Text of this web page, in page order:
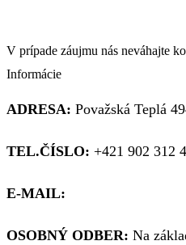
V prípade záujmu nás neváhajte
Informácie
ADRESA: Považská Teplá
TEL.ČÍSLO: +421 902 312
E-MAIL:
OSOBNÝ ODBER: Na